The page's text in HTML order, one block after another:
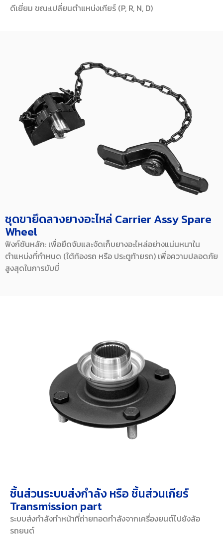
ดีเยี่ยม ขณะเปลี่ยนตำแหน่งเกียร์ (P, R, N, D)
ชุดขายึดลางยางอะไหล่ Carrier Assy Spare
Wheel
ฟังก์ชันหลัก: เพื่อยึดจับและจัดเก็บยางอะไหล่อย่างแน่นหนาใน
ตำแหน่งที่กำหนด (ใต้ท้องรถ หรือ ประตูท้ายรถ) เพื่อความปลอดภัย
สูงสุดในการขับขี่
ชิ้นส่วนระบบส่งกำลัง หรือ ชิ้นส่วนเกียร์
Transmission part
ระบบส่งกำลังทำหน้าที่ถ่ายทอดกำลังจากเครื่องยนต์ไปยังล้อ
รถยนต์